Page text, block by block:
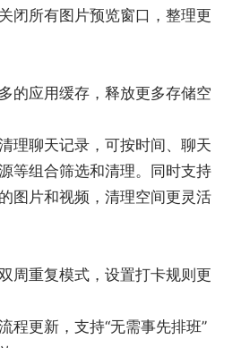
所有图片预览窗口，整理更
应用缓存，释放更多存储空
聊天记录，可按时间、聊天
等组合筛选和清理。同时支持
图片和视频，清理空间更灵活
重复模式，设置打卡规则更
更新，支持“无需事先排班”